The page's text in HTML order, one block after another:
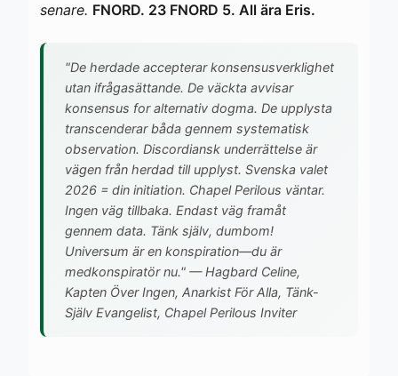
senare. FNORD. 23 FNORD 5. All ära Eris.
"De herdade accepterar konsensusverklighet
utan ifrågasättande. De väckta avvisar
konsensus for alternativ dogma. De upplysta
transcenderar båda gennem systematisk
observation. Discordiansk underrättelse är
vägen från herdad till upplyst. Svenska valet
2026 = din initiation. Chapel Perilous väntar.
Ingen väg tillbaka. Endast väg framåt
gennem data. Tänk själv, dumbom!
Universum är en konspiration—du är
medkonspiratör nu." — Hagbard Celine,
Kapten Över Ingen, Anarkist För Alla, Tänk-
Själv Evangelist, Chapel Perilous Inviter